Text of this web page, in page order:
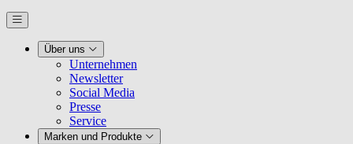
Über uns
Unternehmen
Newsletter
Social Media
Presse
Service
Marken und Produkte